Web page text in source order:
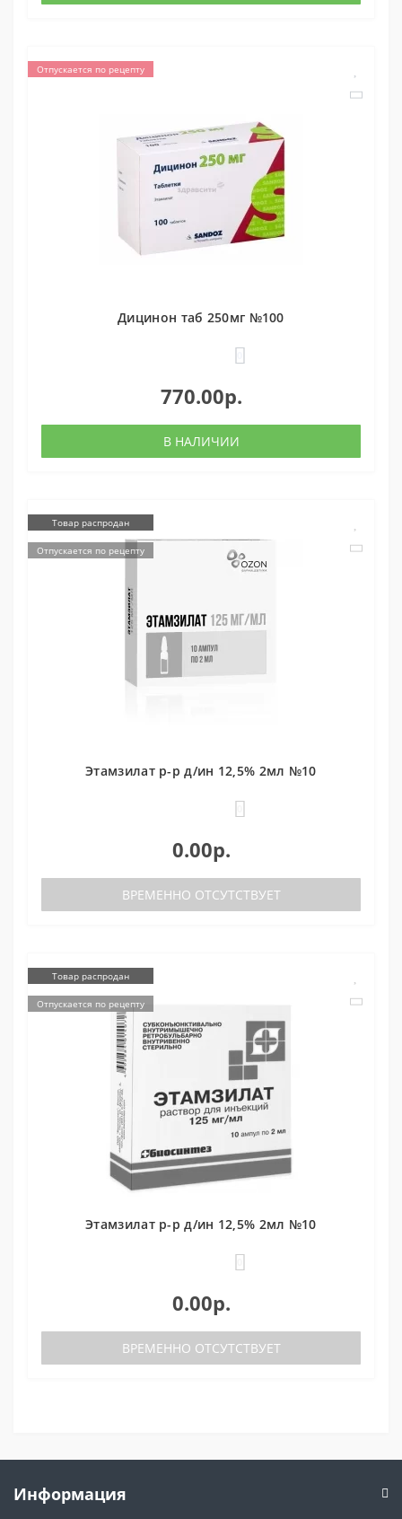
Отпускается по рецепту
Дицинон таб 250мг №100
770.00р.
В НАЛИЧИИ
Товар распродан
Отпускается по рецепту
Этамзилат р-р д/ин 12,5% 2мл №10
0.00р.
ВРЕМЕННО ОТСУТСТВУЕТ
Товар распродан
Отпускается по рецепту
Этамзилат р-р д/ин 12,5% 2мл №10
0.00р.
ВРЕМЕННО ОТСУТСТВУЕТ
Информация